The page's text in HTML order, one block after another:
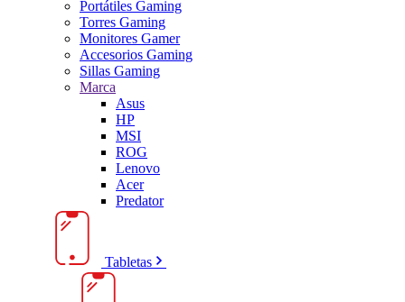
Portátiles Gaming
Torres Gaming
Monitores Gamer
Accesorios Gaming
Sillas Gaming
Marca
Asus
HP
MSI
ROG
Lenovo
Acer
Predator
Tabletas